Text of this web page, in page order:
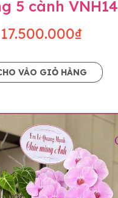
5 cành VNH14
17.500.000₫
VÀO GIỎ HÀNG